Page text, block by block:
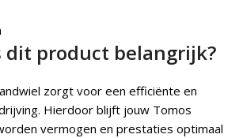
dit product belangrijk?
zorgt voor een efficiënte en
Hierdoor blijft jouw Tomos
vermogen en prestaties optimaal